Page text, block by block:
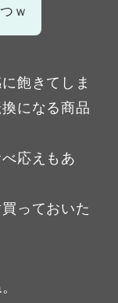
ｗ
飽きてしま
になる商品
応えもあ
っておいた